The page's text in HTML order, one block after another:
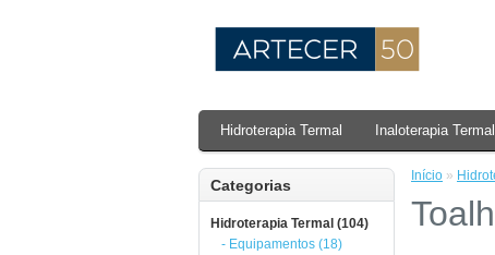
Hidroterapia Termal Inaloterapia Termal
Categorias
Hidroterapia Termal (104)
- Equipamentos (18)
Início »